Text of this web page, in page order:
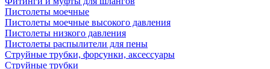
Пистолеты моечные
Пистолеты моечные высокого давления
Пистолеты низкого давления
Пистолеты распылители для пены
Струйные трубки, форсунки, аксессуары
Струйные трубки